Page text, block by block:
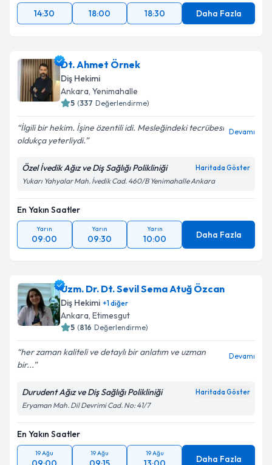
14:30
18:00 18:30 Daha Fazla
Dt. Ahmet Örnek
Diş Hekimi
Ankara, Yenimahalle
5 (337 Değerlendirme)
İlgili bir hekim. İşine özentili idi. Mesleğindeki tecrübesi
oldukça yeterliydi.
Devamı
Özel İvedik Ağız ve Diş Sağlığı Polikliniği Haritada Göster
Yukarı Yahyalar Mah. İvedik Cad. 460/B Yenimahalle Ankara
En Yakın Saatler
Yarın
09:00
Yarın
09:30
Yarın
10:00 Daha Fazla
Uzm. Dr. Dt. Sevil Sema Atuğ Özcan
Diş Hekimi +1diğer
Ankara, Etimesgut
5 (816 Değerlendirme)
her zaman kaliteli ve detaylı bir anlatım ve uzman
bir...
Devamı
Durudent Ağız ve Diş Sağlığı Polikliniği Haritada Göster
Eryaman Mah. Dil Devrimi Cad. No: 41/7
En Yakın Saatler
19 Ağu 19 Ağu 19 Ağu
Daha Fazla